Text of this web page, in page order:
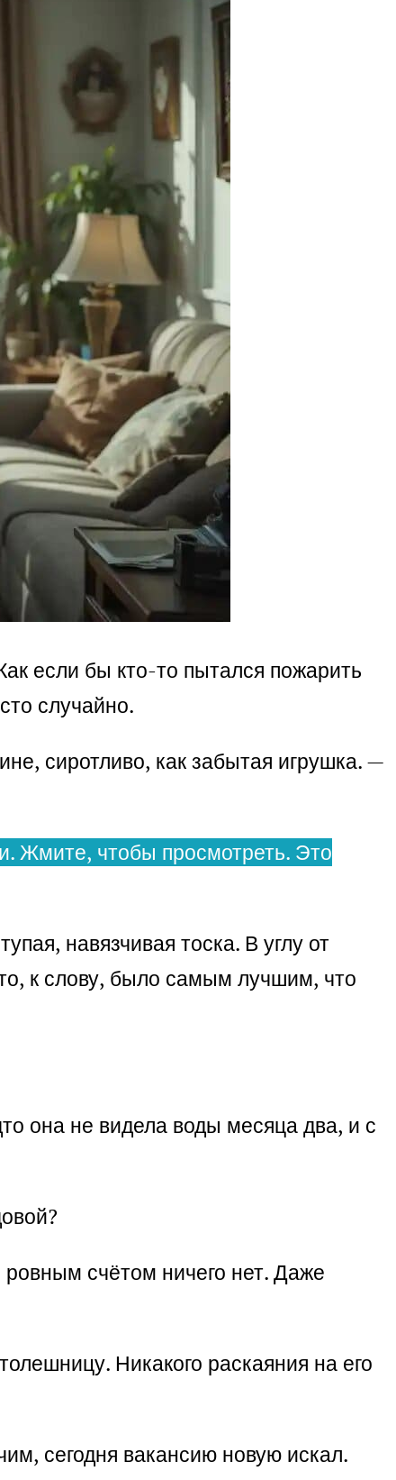
если бы кто-то пытался пожарить
случайно.
сиротливо, как забытая игрушка. —
Жмите, чтобы просмотреть. Это
навязчивая тоска. В углу от
к слову, было самым лучшим, что
она не видела воды месяца два, и с
счётом ничего нет. Даже
Никакого раскаяния на его
сегодня вакансию новую искал.